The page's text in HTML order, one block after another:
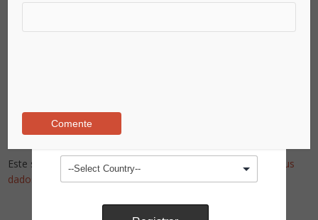
Este site utiliza o Akismet para reduzir spam.
Saiba como seus
dados em comentários são processados.